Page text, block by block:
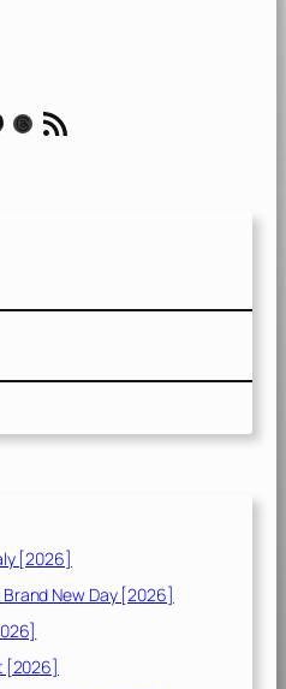
Threads RSS-Feed
[2026]
New Day [2026]
[2026]